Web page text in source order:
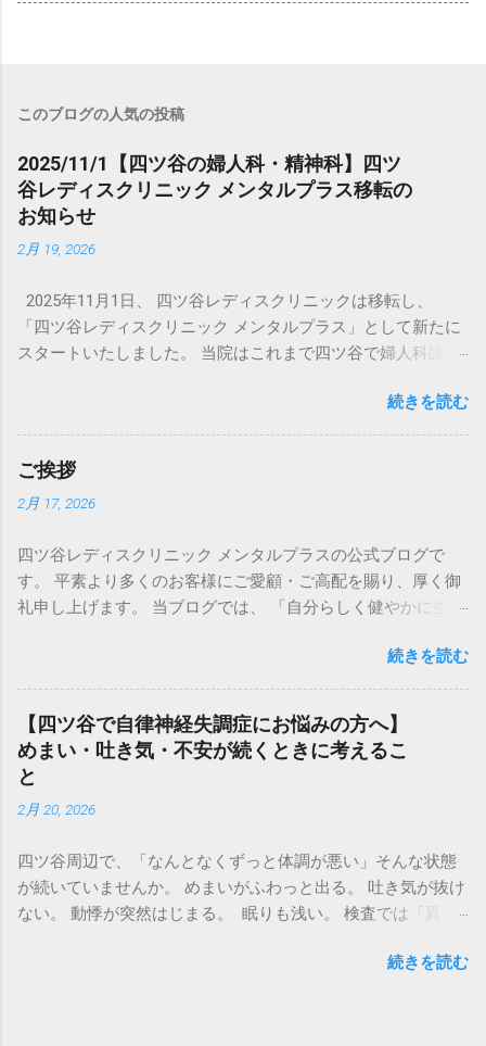
このブログの人気の投稿
2025/11/1【四ツ谷の婦人科・精神科】四ツ
谷レディスクリニック メンタルプラス移転の
お知らせ
2月 19, 2026
2025年11月1日、 四ツ谷レディスクリニックは移転し、
「四ツ谷レディスクリニック メンタルプラス」として新たに
スタートいたしました。 当院はこれまで四ツ谷で婦人科診療
設し、 女性のこころと身体を総合的にサポートできる体制を
整えました。 なお、移転先はこれまでのクリニックの隣の隣
のビルで、四ツ谷駅からのアクセスもほとんど変わりませ
ん。 通い慣れた場所のすぐ近くですので、 これまで通院され
ていた患者さまにも安心してお越しいただけます 。 月経不順
眠、 気分の落ち込みといった精神科領域のご相談にも対応し
ております 。 婦人科と精神科は、実際の診療では密接に関わ
っています。 ホルモンバランスの変化がこころに影響するこ
ります。 四ツ谷で婦人科・精神科・心療内科をお探しの方に
とって、 安心してご相談いただける場所でありたいと考えて
います。 場所は少し変わりましたが、 これまでと変わらず、
一人ひとりのお話を丁寧にうかがいながら診療を行ってまい
ります 。 どうぞ今後ともよろしくお願いいたします。
続きを読む
ご挨拶
2月 17, 2026
四ツ谷レディスクリニック メンタルプラスの公式ブログで
す。 平素より多くのお客様にご愛顧・ご高配を賜り、厚く御
礼申し上げます。 当ブログでは、 「自分らしく健やかに生き
に貢献する情報をお届けできるよう、コラムを適宜発信致し
ます💻 皆様のお役に立てるよう、スタッフ一同、より一層サ
ービスの向上に努めて参ります。 ホームページTOPはこちら
ご予約はこちら
続きを読む
【四ツ谷で自律神経失調症にお悩みの方へ】
めまい・吐き気・不安が続くときに考えるこ
と
2月 20, 2026
四ツ谷周辺で、「なんとなくずっと体調が悪い」そんな状態
が続いていませんか。 めまいがふわっと出る。 吐き気が抜け
ない。 動悸が突然はじまる。 眠りも浅い。 検査では「異常
にこう言われることが多いです。 「自律神経ですね」 自律神
続きを読む